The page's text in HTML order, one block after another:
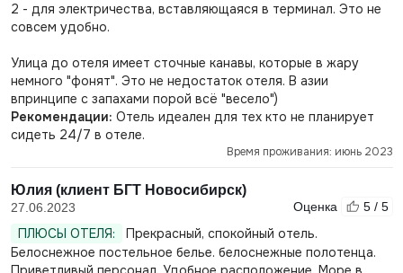
2 - для электричества, вставляющаяся в терминал. Это не
совсем удобно.
Улица до отеля имеет сточные канавы, которые в жару
немного "фонят". Это не недостаток отеля. В азии
впринципе с запахами порой всё "весело")
Рекомендации: Отель идеален для тех кто не планирует
сидеть 24/7 в отеле.
Время проживания: июнь 2023
Юлия (клиент БГТ Новосибирск)
27.06.2023 Оценка 5 / 5
ПЛЮСЫ ОТЕЛЯ:
Прекрасный, спокойный отель.
Белоснежное постельное белье. белоснежные полотенца.